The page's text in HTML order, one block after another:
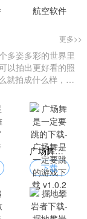
航空软件
更多>>
多姿多彩的世界里
以拍出更好看的照
就拍成什么样，您
广场舞是一定要跳的下载-广场舞是一定要跳的游戏下载 v1.0.2
下载